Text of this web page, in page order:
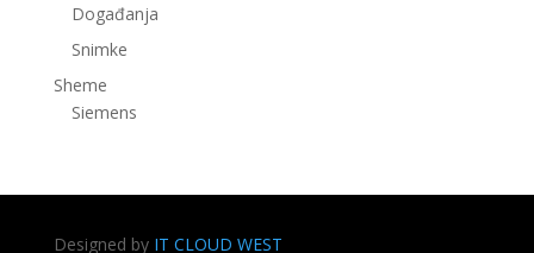
Događanja
Snimke
Sheme
Siemens
Designed by IT CLOUD WEST